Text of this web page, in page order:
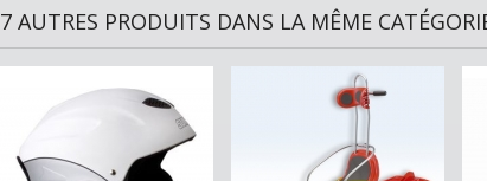
7 AUTRES PRODUITS DANS LA MÊME